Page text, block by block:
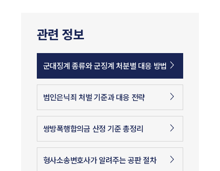
관련 정보
군대징계 종류와 군징계 처분별 대응 방법
범인은닉죄 처벌 기준과 대응 전략
쌍방폭행합의금 산정 기준 총정리
형사소송변호사가 알려주는 공판 절차